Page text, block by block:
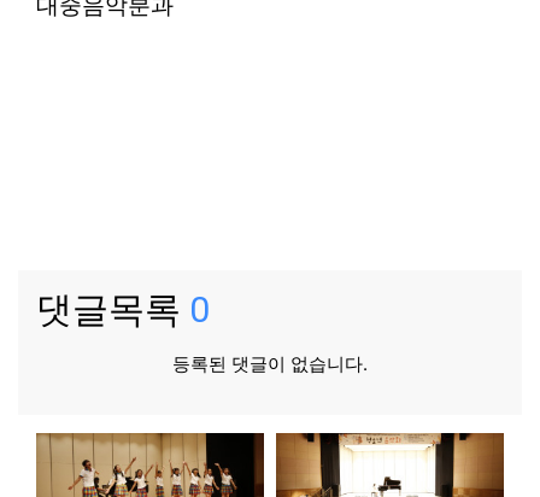
댓글목록 0
등록된 댓글이 없습니다.